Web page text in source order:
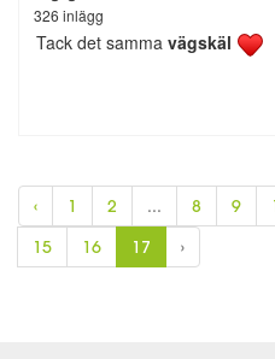
326 inlägg
Tack det samma ​vägskäl
‹ 1 2 ... 8 9
15
16 17 ›